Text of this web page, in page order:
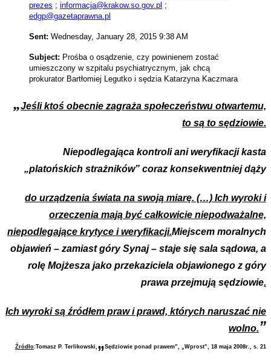
prezes ; informacja@krakow.so.gov.pl ;
edgp@gazetaprawna.pl
Sent: Wednesday, January 28, 2015 9:38 AM
Subject: Prośba o osądzenie, czy powinienem zostać
umieszczony w szpitalu psychiatrycznym, jak chcą
prokurator Bartłomiej Legutko i sędzia Katarzyna Kaczmara
„Jeśli ktoś obecnie zagraża społeczeństwu otwartemu,
to są to sędziowie.
Niepodlegająca kontroli ani weryfikacji kasta
„platońskich strażników” coraz konsekwentniej dąży
do urządzenia świata na swoją miarę. (…) Ich wyroki i
orzeczenia mają być całkowicie niepodważalne,
niepodlegające krytyce i weryfikacji.Miejscem moralnych
objawień – zamiast góry Synaj – staje się sala sądowa, a
rolę Mojżesza jako przekaziciela objawionego z góry
prawa przejmują sędziowie.
Ich wyroki są źródłem praw i prawd, których naruszać nie
wolno.”
Źródło:Tomasz P. Terlikowski, „Sędziowie ponad prawem”, „Wprost”, 18 maja 2008r., s. 21